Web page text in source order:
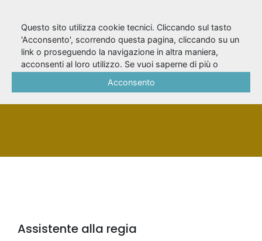
Marzorati, Beatrice
PERSONA
Assistente alla regia
Questo sito utilizza cookie tecnici. Cliccando sul tasto
'Acconsento', scorrendo questa pagina, cliccando su un
link o proseguendo la navigazione in altra maniera,
acconsenti al loro utilizzo. Se vuoi saperne di più o
Acconsento